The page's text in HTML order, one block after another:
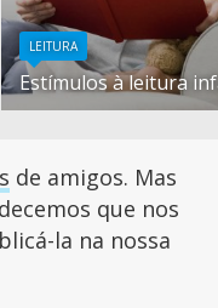
LEITURA
Estímulos à leitura
de amigos. Mas
que nos
la na nossa